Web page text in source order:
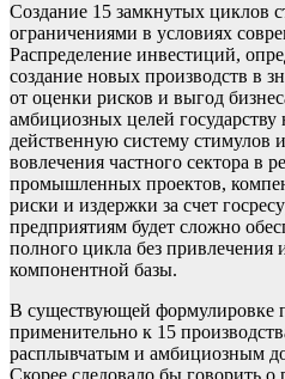
Создание 15 замкнутых циклов
ограничениями в условиях
Распределение инвестиций,
создание новых производств в
от оценки рисков и выгод
амбициозных целей государству
действенную систему стимулов
вовлечения частного сектора в
промышленных проектов,
риски и издержки за счет
предприятиям будет сложно
полного цикла без привлечения
компонентной базы.
В существующей формулировке
применительно к 15
расплывчатым и амбициозным